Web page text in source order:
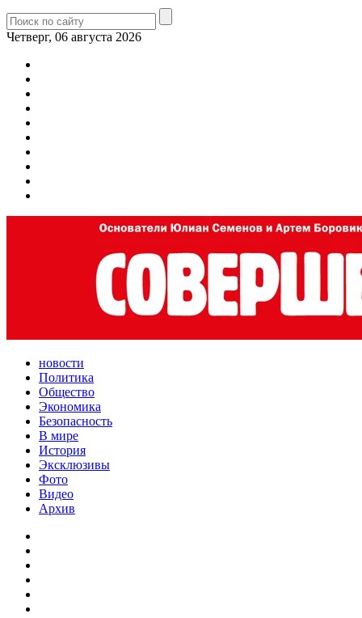
Четверг, 06 августа 2026
новости
Политика
Общество
Экономика
Безопасность
В мире
История
Эксклюзивы
Фото
Видео
Архив